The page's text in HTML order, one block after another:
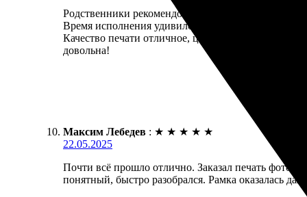
Родственники рекомендовали. Заказала фото
Время исполнения удивило – всего пара дней!
Качество печати отличное, цвета яркие и
довольна!
Максим Лебедев : ★ ★ ★ ★ ★
22.05.2025
Почти всё прошло отлично. Заказал печать фото
понятный, быстро разобрался. Рамка оказалась